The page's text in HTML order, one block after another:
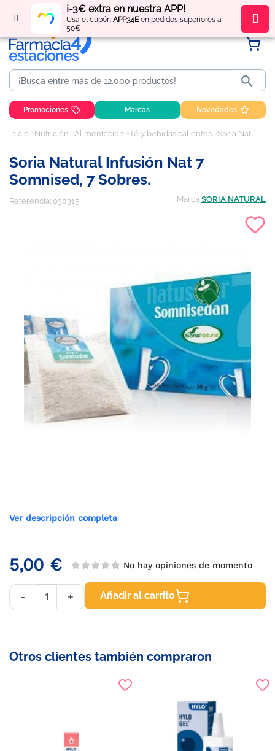
¡-3€ extra en nuestra APP!
Usa el cupón APP34Een pedidos superiores a
50€
Regístratey obténpuntos por tus compras

Promociones Marcas Novedades
Inicio Nutrición Alimentación Té y bebidas calientes Soria Natural Infusión Nat 7 Somnised, 7 sobres.
Soria Natural Infusión Nat 7
Somnised, 7 Sobres.
Referencia: 030315 Marca SORIA NATURAL
Ver descripción completa
5,00 € No hay opiniones de momento
- + Añadir al carrito
Otros clientes también compraron